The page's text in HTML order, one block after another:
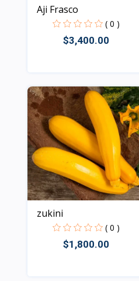
Aji Frasco
( 0 )
$3,400.00
Vista
zukini
( 0 )
$1,800.00